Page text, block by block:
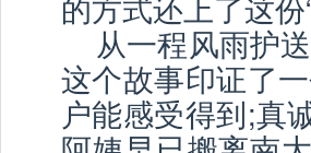
从一程风雨护
这个故事印证了
户能感受得到;真